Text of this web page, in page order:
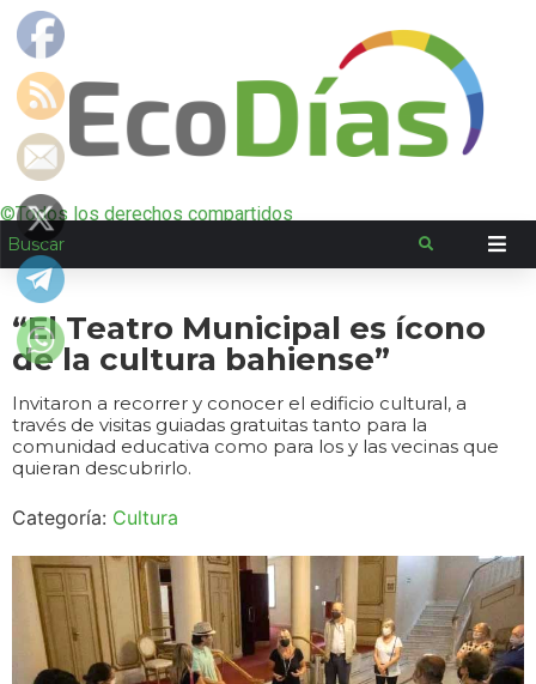
©Todos los derechos compartidos
“El Teatro Municipal es ícono
de la cultura bahiense”
Invitaron a recorrer y conocer el edificio cultural, a
través de visitas guiadas gratuitas tanto para la
comunidad educativa como para los y las vecinas que
quieran descubrirlo.
Categoría: Cultura